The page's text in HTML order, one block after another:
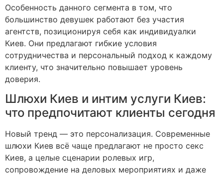
Особенность данного сегмента в том, что
большинство девушек работают без участия
агентств, позиционируя себя как индивидуалки
Киев. Они предлагают гибкие условия
сотрудничества и персональный подход к каждому
клиенту, что значительно повышает уровень
доверия.
Шлюхи Киев и интим услуги Киев:
что предпочитают клиенты сегодня
Новый тренд — это персонализация. Современные
шлюхи Киев всё чаще предлагают не просто секс
Киев, а целые сценарии ролевых игр,
сопровождение на деловых мероприятиях и даже